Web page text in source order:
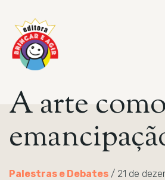
A arte como
Palestras e Debates / 21 de